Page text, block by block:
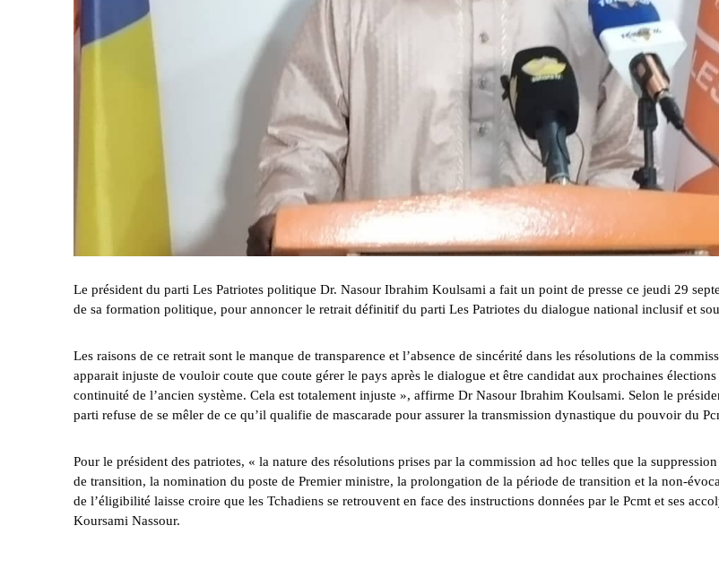
Le président du parti Les Patriotes politique Dr. Nasour Ibrahim Koulsami a fait un point de presse ce jeudi 29
de sa formation politique, pour annoncer le retrait définitif du parti Les Patriotes du dialogue national inclusif et
Les raisons de ce retrait sont le manque de transparence et l’absence de sincérité dans les résolutions de la
apparait injuste de vouloir coute que coute gérer le pays après le dialogue et être candidat aux prochaines
continuité de l’ancien système. Cela est totalement injuste », affirme Dr Nasour Ibrahim Koulsami. Selon le
parti refuse de se mêler de ce qu’il qualifie de mascarade pour assurer la transmission dynastique du pouvoir du
Pour le président des patriotes, « la nature des résolutions prises par la commission ad hoc telles que la
de transition, la nomination du poste de Premier ministre, la prolongation de la période de transition et la non-
de l’éligibilité laisse croire que les Tchadiens se retrouvent en face des instructions données par le Pcmt et ses
Koursami Nassour.